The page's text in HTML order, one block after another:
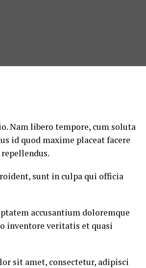
Nam libero tempore, cum soluta
id quod maxime placeat facere
sunt in culpa qui officia
accusantium doloremque
inventore veritatis et quasi
sit amet, consectetur, adipisci